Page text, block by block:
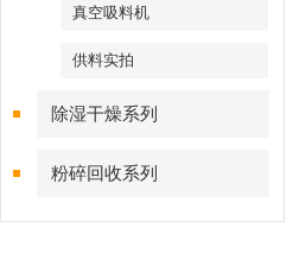
真空吸料机
供料实拍
除湿干燥系列
粉碎回收系列